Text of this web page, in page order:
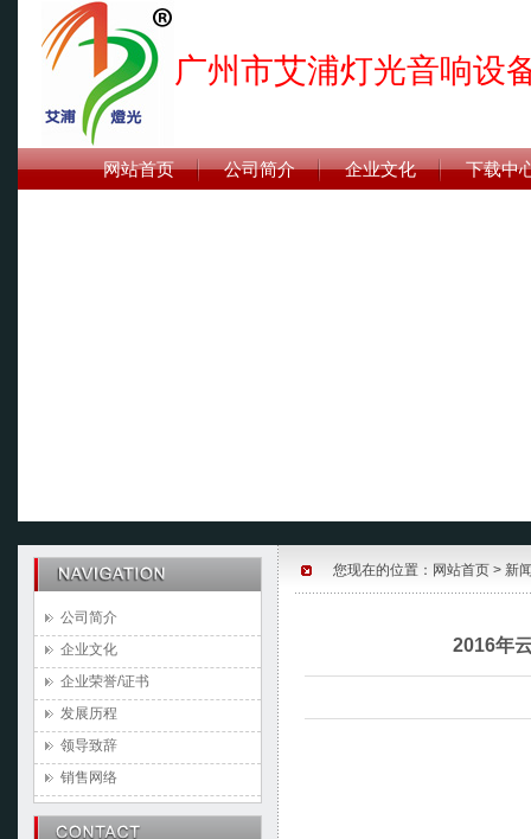
广州市艾浦灯光音响设
网站首页 公司简介 企业文化 下载中
公司简介
企业文化
企业荣誉/证书
发展历程
领导致辞
销售网络
您现在的位置： 网站首页 > 新
2016年